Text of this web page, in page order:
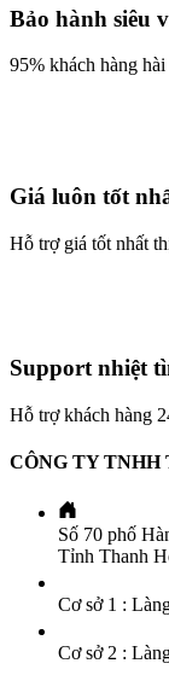
Bảo hành siêu
95% khách hàng
Giá luôn tốt
Hỗ trợ giá tốt nhất
Support nhiệt
Hỗ trợ khách hàng
CÔNG TY TNHH
Số 70 phố
Tỉnh Thanh
Cơ sở 1 :
Cơ sở 2 :